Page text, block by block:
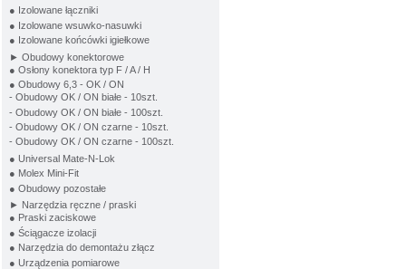
● Izolowane łączniki
● Izolowane wsuwko-nasuwki
● Izolowane końcówki igiełkowe
► Obudowy konektorowe
● Osłony konektora typ F / A / H
● Obudowy 6,3 - OK / ON
- Obudowy OK / ON białe - 10szt.
- Obudowy OK / ON białe - 100szt.
- Obudowy OK / ON czarne - 10szt.
- Obudowy OK / ON czarne - 100szt.
● Universal Mate-N-Lok
● Molex Mini-Fit
● Obudowy pozostałe
► Narzędzia ręczne / praski
● Praski zaciskowe
● Ściągacze izolacji
● Narzędzia do demontażu złącz
● Urządzenia pomiarowe